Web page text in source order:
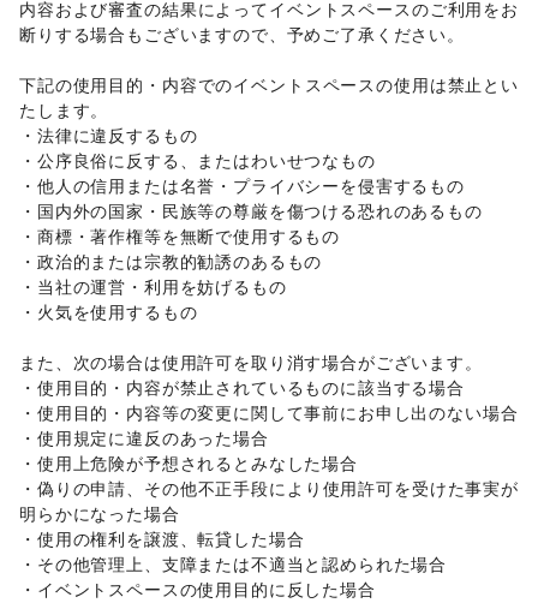
キッチン雑貨・調理器具/掃除用品・生活便利品/ 文房具
園芸・ガーデニング/花・盆栽・ドライフラワー/
犬・猫・ペット
その他インテリア・生活雑貨
生活サービス
携帯キャリア・格安SIM/インターネット・プロバイダ
電気・ガス/ハウスクリーニング・家事代行/定期宅配/
リサイクル雑貨・古本/買取査定・金券/
ギフト・プレゼント/冠婚葬祭/ 資格・習い事
住宅（購入・賃貸）/たばこ/修理・メンテナンス
就職・転職・求人 /その他生活サービス
金融サービス
不動産投資/その他金融サービス
子育て・教育
ベビー用品/ランドセル/学習教材・通信教育/
子供向け教室・レッスン/塾・家庭教師
その他子育て・教育
美容・健康・医療
ジム・フィットネス
美容・コスメ・香水/ヘアケア・シャンプー
ヘアサロン・ネイルサロン/マッサージ・整体/
エステ・美容サービス/健康食品・サプリメント
内容および審査の結果によってイベントスペースのご利用をお
断りする場合もございますので、予めご了承ください。
下記の使用目的・内容でのイベントスペースの使用は禁止とい
たします。
・法律に違反するもの
・公序良俗に反する、またはわいせつなもの
・他人の信用または名誉・プライバシーを侵害するもの
・国内外の国家・民族等の尊厳を傷つける恐れのあるもの
・商標・著作権等を無断で使用するもの
・政治的または宗教的勧誘のあるもの
・当社の運営・利用を妨げるもの
・火気を使用するもの
また、次の場合は使用許可を取り消す場合がございます。
・使用目的・内容が禁止されているものに該当する場合
・使用目的・内容等の変更に関して事前にお申し出のない場合
・使用規定に違反のあった場合
・使用上危険が予想されるとみなした場合
・偽りの申請、その他不正手段により使用許可を受けた事実が
明らかになった場合
・使用の権利を譲渡、転貸した場合
・その他管理上、支障または不適当と認められた場合
・イベントスペースの使用目的に反した場合